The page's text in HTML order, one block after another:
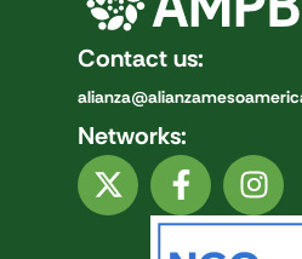
Contact us:
Networks: